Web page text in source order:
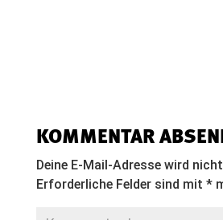
KOMMENTAR
Deine E-Mail-Adresse wird
Erforderliche Felder sind mit *